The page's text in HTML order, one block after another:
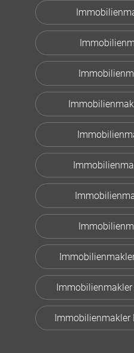
Immobilienmakler